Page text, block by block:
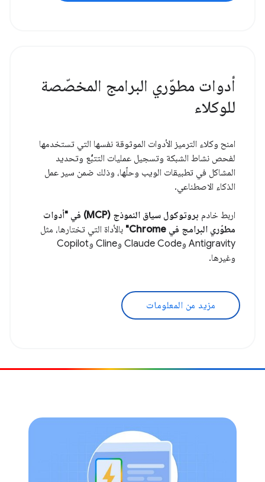
أدوات مطوّري البرامج المخصّصة
للوكلاء
امنح وكلاء الترميز الأدوات الموثوقة نفسها التي تستخدمها
لفحص نشاط الشبكة وتسجيل عمليات التتبُّع وتحديد
المشاكل في تطبيقات الويب وحلّها، وذلك ضمن سير عمل
الذكاء الاصطناعي.
اربط خادم
بروتوكول سياق النموذج (MCP) في "أدوات
مطوّري البرامج في Chrome"
بالأداة التي تختارها، مثل
Antigravity وClaude Code وCline وCopilot
وغيرها.
مزيد من المعلومات